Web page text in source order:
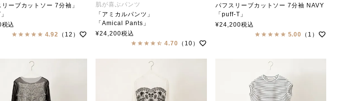
リーブカットソー 7分袖」
（ステンカラー）
税込
4.92 （12）
肌が喜ぶパンツ
「アミカルパンツ」
「Amical Pants」
soutiencollar×Ataraxia アタラクシア
¥24,200税込
4.70 （10）
パフスリーブカットソー 7分袖 NAVY
「puff-T」
soutiencollar（ステンカラー）
¥24,200税込
5.00 （1）